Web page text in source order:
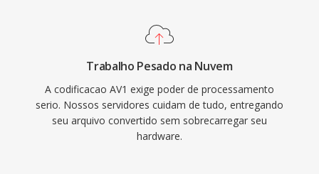
Trabalho Pesado na Nuvem
A codificacao AV1 exige poder de processamento
serio. Nossos servidores cuidam de tudo, entregando
seu arquivo convertido sem sobrecarregar seu
hardware.